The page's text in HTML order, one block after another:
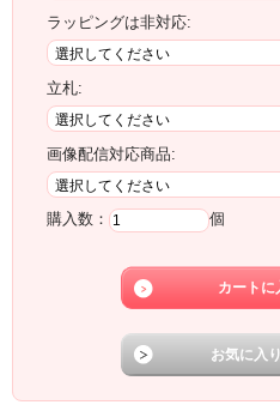
ラッピングは非対応:
立札:
画像配信対応商品:
購入数： 個